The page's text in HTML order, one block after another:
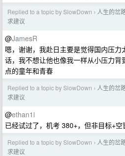
Replied to a topic by SlowDown › 人生的岔
求建议
@JamesR
嗯，谢谢，我赴日主要是觉得国内压
话，我不想让他也像我一样从小压力
点的童年和青春
Replied to a topic by SlowDown › 人生的岔
求建议
@ethan1i
已经试过了，机考 380+，但非目标+
Replied to a topic by SlowDown › 人生的岔
求建议